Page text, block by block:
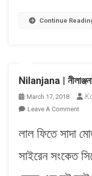
Continue
Nilanjana |
March 17, 2018
Leave A CommentOn
|
লাল ফিতে সাদা
সাইরেন সংকেত